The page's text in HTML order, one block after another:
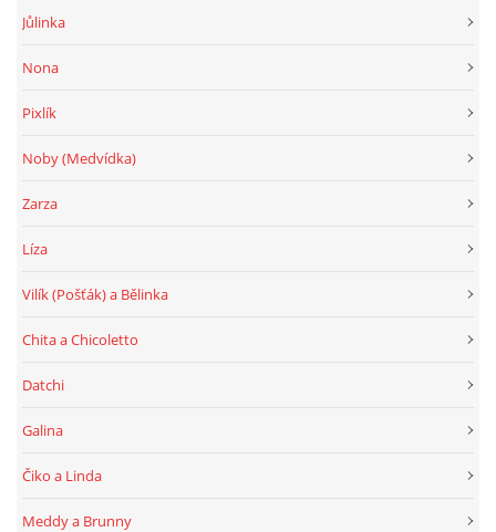
Jůlinka
Nona
Pixlík
Noby (Medvídka)
Zarza
Líza
Vilík (Pošťák) a Bělinka
Chita a Chicoletto
Datchi
Galina
Čiko a Linda
Meddy a Brunny